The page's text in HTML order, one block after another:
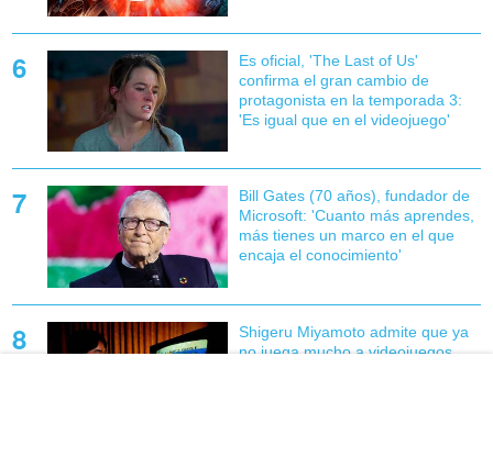
Es oficial, 'The Last of Us'
confirma el gran cambio de
protagonista en la temporada 3:
'Es igual que en el videojuego'
Bill Gates (70 años), fundador de
Microsoft: 'Cuanto más aprendes,
más tienes un marco en el que
encaja el conocimiento'
Shigeru Miyamoto admite que ya
no juega mucho a videojuegos,